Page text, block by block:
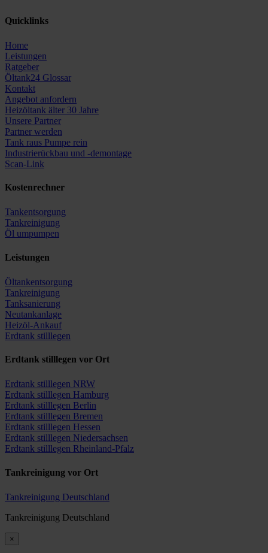
Quicklinks
Home
Leistungen
Ratgeber
Öltank24 Glossar
Kontakt
Angebot anfordern
Heizöltank älter 30 Jahre
Unsere Partner
Partner werden
Tank raus Pumpe rein
Industrierückbau und -demontage
Scan-Link
Kostenrechner
Tankentsorgung
Tankreinigung
Öl umpumpen
Leistungen
Öltankentsorgung
Tankreinigung
Tanksanierung
Neutankanlage
Heizöl-Ankauf
Erdtank stilllegen
Erdtank stilllegen vor Ort
Erdtank stilllegen NRW
Erdtank stilllegen Hamburg
Erdtank stilllegen Berlin
Erdtank stilllegen Bremen
Erdtank stilllegen Hessen
Erdtank stilllegen Niedersachsen
Erdtank stilllegen Rheinland-Pfalz
Tankreinigung vor Ort
Tankreinigung Deutschland
Tankreinigung Deutschland
×